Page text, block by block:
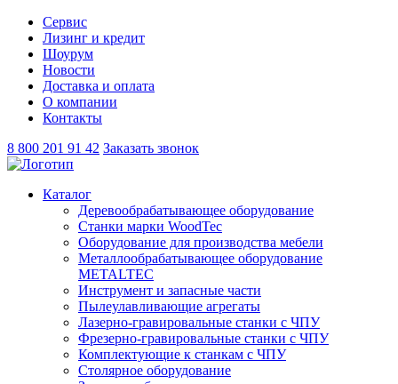
Сервис
Лизинг и кредит
Шоурум
Новости
Доставка и оплата
О компании
Контакты
8 800 201 91 42 Заказать звонок
Каталог
Деревообрабатывающее оборудование
Станки марки WoodTec
Оборудование для производства мебели
Металлообрабатывающее оборудование
METALTEC
Инструмент и запасные части
Пылеулавливающие агрегаты
Лазерно-гравировальные станки с ЧПУ
Фрезерно-гравировальные станки с ЧПУ
Комплектующие к станкам с ЧПУ
Столярное оборудование